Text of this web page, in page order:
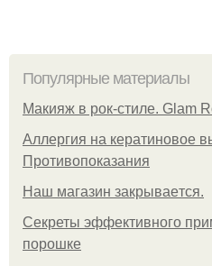
Популярные материалы
Макияж в рок-стиле. Glam
Аллергия на кератиновое
Противопоказания
Нaш магaзин зaкрывaeтся.
Секреты эффективного
порошке